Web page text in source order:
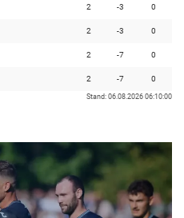
2 -3 0
2 -3 0
2 -7 0
2 -7 0
Stand: 06.08.2026 06:10:00